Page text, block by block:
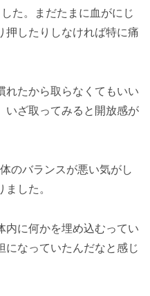
た。まだたまに血がにじ
押したりしなければ特に痛
れたから取らなくてもいい
いざ取ってみると開放感が
のバランスが悪い気がし
した。
内に何かを埋め込むってい
になっていたんだなと感じ